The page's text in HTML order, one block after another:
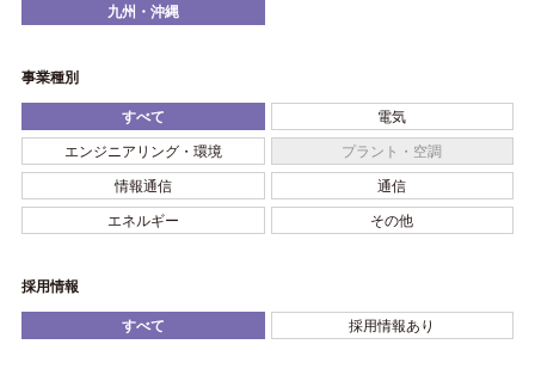
九州・沖縄
事業種別
すべて 電気
エンジニアリング・環境 プラント・空調
情報通信 通信
エネルギー その他
採用情報
すべて 採用情報あり